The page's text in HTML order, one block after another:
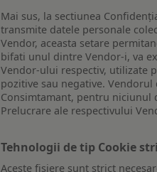
Mai sus, la sectiunea
transmite datele personale
Vendor, aceasta setare
bifati unul dintre Vendor-i, va
Vendor-ului respectiv, utilizate
pozitive sau negative.
Consimtamant, pentru niciunul
Prelucrare ale respectivului
Tehnologii de tip Cookie
Aceste fisiere sunt strict